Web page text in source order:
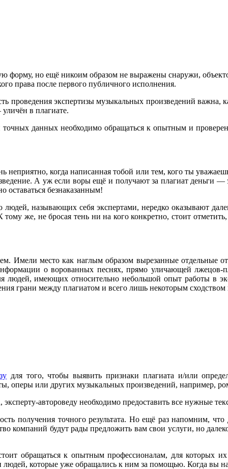
но ещё никоим образом не выражены снаружи,
права после первого публичного исполнения.
проведения экспертизы музыкальных произведений важна,
в плагиате.
точных данных необходимо обращаться к опытным и
когда написанная тобой или тем, кого ты
А уж если воры ещё и получают за плагиат деньги —
оставаться безнаказанным!
называющих себя экспертами, нередко оказывают
же, не бросая тень ни на кого конкретно, стоит
Имели место как наглым образом вырезанные
о ворованных песнях, прямо уличающей лжецов-
людей, имеющих относительно небольшой опыт работы в
грани между плагиатом и всего лишь некоторым
для того, чтобы выявить признаки плагиата и/или
оперы или других музыкальных произведений, например,
автороведу необходимо предоставить все нужные
получения точного результата. Но ещё раз напомним, что
компаний будут рады предложить вам свои услуги, но
обращаться к опытным профессионалам, для
которые уже обращались к ним за помощью. Когда вы